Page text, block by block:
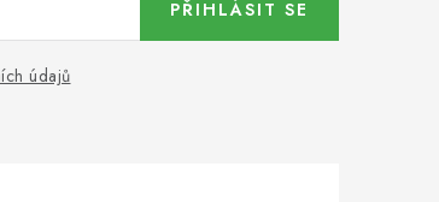
údajů
PŘIHLÁSIT SE